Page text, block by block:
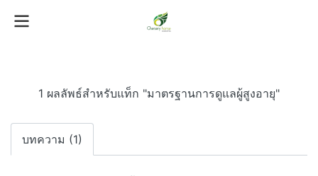
1 ผลลัพธ์สำหรับแท็ก "มาตรฐานการดูแลผู้สูงอายุ"
บทความ (1)